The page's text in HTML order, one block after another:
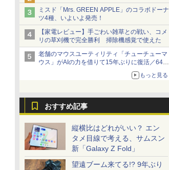
ミスド「Mrs. GREEN APPLE」のコラボドーナ
ツ4種、いよいよ発売！
【家電レビュー】手ごわい雑草との戦い、コメ
リの草刈機で完全勝利 掃除機感覚で使えた
老舗のマウスユーティリティ「チューチューマ
ウス」がAIの力を借りて15年ぶりに復活／64bit
化、Windows 10/11、「Chrome」も走り回
る。復活記念で2026年末まで500円
もっと見る
おすすめ記事
縦横比はどれがいい？ エン
タメ目線で考える、サムスン
新「Galaxy Z Fold」
望遠ブーム来てる!? 9年ぶり